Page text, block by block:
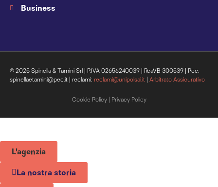
Business
© 2025 Spinella & Tamini Srl | P.IVA 02656240039 | ReaVB 300539 | Pec:
spinellaetamini@pec.it | reclami: reclami@unipolsai.it Arbitrato Assicurativo
Cookie Policy| Privacy Policy
L'agenzia
La nostra storia